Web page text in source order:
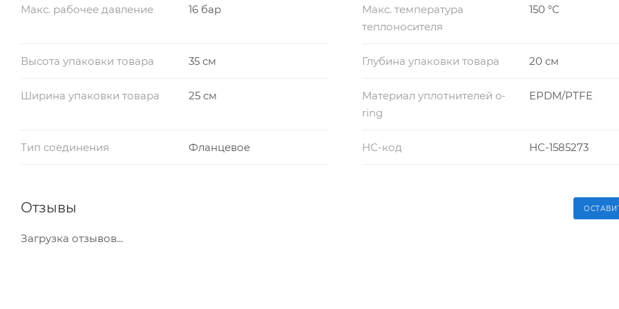
Макс. рабочее давление 16 бар
Макс. температура
теплоносителя
150 °С
Высота упаковки товара 35 см Глубина упаковки товара 20 см
Ширина упаковки товара 25 см
Материал уплотнителей o-
ring
EPDM/PTFE
Тип соединения Фланцевое НС-код НС-1585273
Отзывы
Загрузка отзывов...